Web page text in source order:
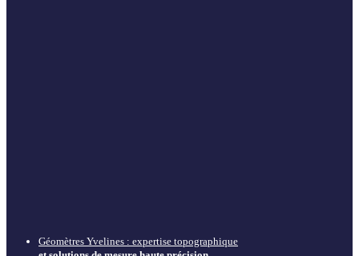
Géomètres Yvelines : expertise topographique